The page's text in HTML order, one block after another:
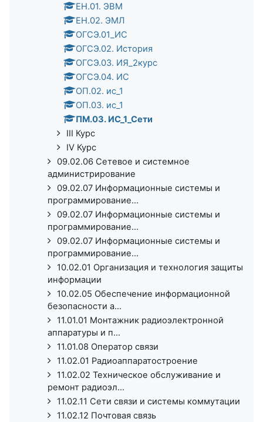
ЕН.01. ЭВМ
ЕН.02. ЭМЛ
ОГСЭ.01_ИС
ОГСЭ.02. История
ОГСЭ.03. ИЯ_2курс
ОГСЭ.04. ИС
ОП.02. ис_1
ОП.03. ис_1
ПМ.03. ИС_1_Сети
III Курс
IV Курс
09.02.06 Сетевое и системное
администрирование
09.02.07 Информационные системы и
программирование...
09.02.07 Информационные системы и
программирование...
09.02.07 Информационные системы и
программирование...
10.02.01 Организация и технология защиты
информации
10.02.05 Обеспечение информационной
безопасности а...
11.01.01 Монтажник радиоэлектронной
аппаратуры и п...
11.01.08 Оператор связи
11.02.01 Радиоаппаратостроение
11.02.02 Техническое обслуживание и
ремонт радиоэл...
11.02.11 Сети связи и системы коммутации
11.02.12 Почтовая связь